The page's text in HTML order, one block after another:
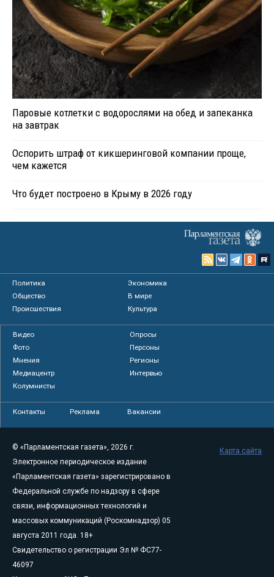
Паровые котлетки с водорослями на обед и запеканка
на завтрак
Оспорить штраф от кикшеринговой компании проще,
чем кажется
Что будет построено в Крыму в 2026 году
Политика
Экономика
Общество
В мире
Происшествия
Культура
Видео
Опросы
Фото
Персоны
Мнения
Регионы
Медиацентр
Интервью
Колумнисты
Контакты Реклама Вакансии
© «Парламентская газета», 2026 г.
Электронное периодическое издание
«Парламентская газета» зарегистрировано в
Федеральной службе по надзору в сфере
связи, информационных технологий и
массовых коммуникаций (Роскомнадзор) 05
августа 2011 года. 18+
Свидетельство о регистрации Эл № ФС77-
46097
Карта сайта